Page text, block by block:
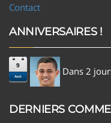
Contact
ANNIVERSAIRES !
9
Aoû Dans 2
DERNIERS